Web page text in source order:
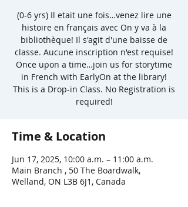
(0-6 yrs) Il etait une fois…venez lire une
histoire en français avec On y va à la
bibliothèque! Il s'agit d'une baisse de
classe. Aucune inscription n'est requise!
Once upon a time…join us for storytime
in French with EarlyOn at the library!
This is a Drop-in Class. No Registration is
required!
Time & Location
Jun 17, 2025, 10:00 a.m. – 11:00 a.m.
Main Branch , 50 The Boardwalk,
Welland, ON L3B 6J1, Canada